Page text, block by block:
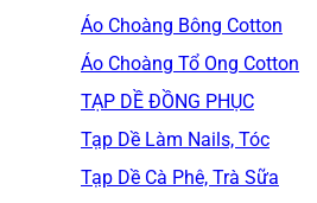
Áo Choàng Bông Cotton
Áo Choàng Tổ Ong Cotton
TẠP DỀ ĐỒNG PHỤC
Tạp Dề Làm Nails, Tóc
Tạp Dề Cà Phê, Trà Sữa